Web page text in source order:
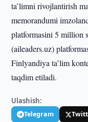
ta’limni rivojlantirish
memorandumi
platformasini 5 million
(aileaders.uz)
Finlyandiya ta’lim
taqdim etiladi.
Ulashish:
Telegram